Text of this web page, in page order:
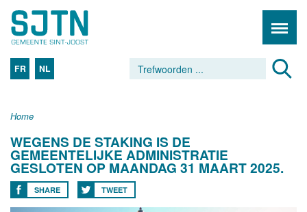
FR NL
Home
WEGENS DE STAKING IS DE
GEMEENTELIJKE ADMINISTRATIE
GESLOTEN OP MAANDAG 31 MAART 2025.
SHARE TWEET